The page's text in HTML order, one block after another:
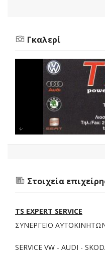
Γκαλερί
Στοιχεία
TS EXPERT SERVICE
ΣΥΝΕΡΓΕΙΟ
SERVICE VW - AUDI -